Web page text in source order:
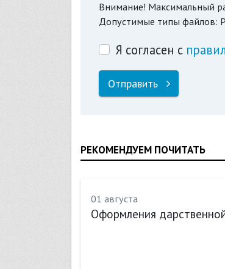
Внимание! Максимальный
Допустимые типы файлов:
Я согласен с
Отправить
РЕКОМЕНДУЕМ ПОЧИТАТЬ
01 августа
Оформления